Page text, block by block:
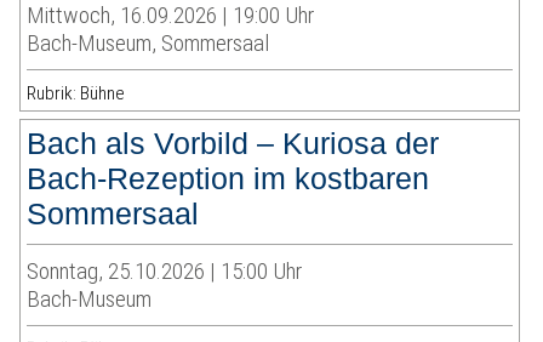
Mittwoch, 16.09.2026 | 19:00 Uhr
Bach-Museum, Sommersaal
Rubrik: Bühne
Bach als Vorbild – Kuriosa der
Bach-Rezeption im kostbaren
Sommersaal
Sonntag, 25.10.2026 | 15:00 Uhr
Bach-Museum